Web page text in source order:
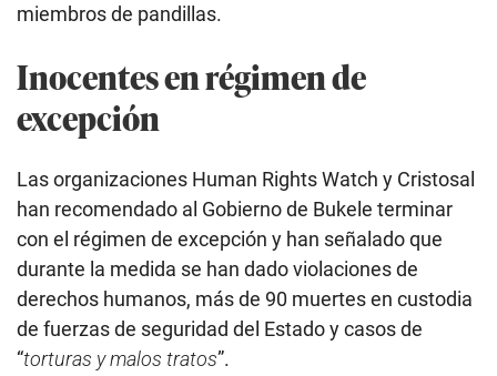
miembros de pandillas.
Inocentes en régimen de
excepción
Las organizaciones Human Rights Watch y Cristosal
han recomendado al Gobierno de Bukele terminar
con el régimen de excepción y han señalado que
durante la medida se han dado violaciones de
derechos humanos, más de 90 muertes en custodia
de fuerzas de seguridad del Estado y casos de
“torturas y malos tratos”.